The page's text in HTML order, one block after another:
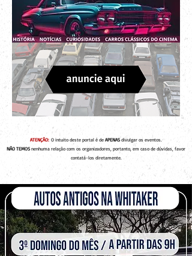
ATENÇÃO: O intuito deste portal é de APENAS divulgar os eventos.
NÃO TEMOS nenhuma relação com os organizadores, portanto, em caso de dúvidas, favor
contatá-los diretamente.